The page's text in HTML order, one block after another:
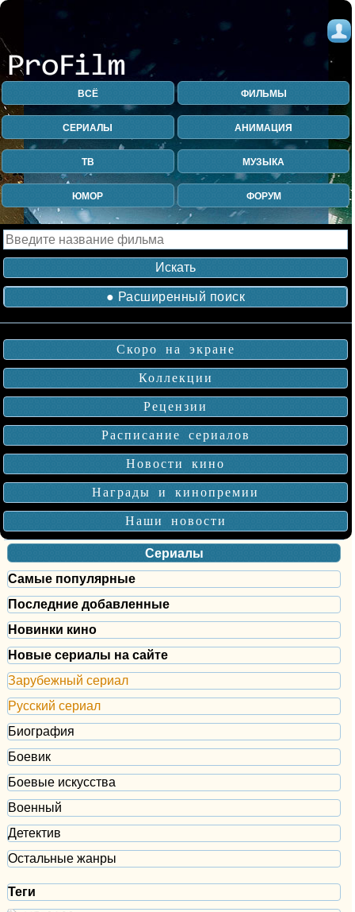
ВСЁ ФИЛЬМЫ
СЕРИАЛЫ АНИМАЦИЯ
ТВ МУЗЫКА
ЮМОР ФОРУМ
● Расширенный поиск
Скоро на экране
Коллекции
Рецензии
Расписание сериалов
Новости кино
Награды и кинопремии
Наши новости
Сериалы
Самые популярные
Последние добавленные
Новинки кино
Новые сериалы на сайте
Зарубежный сериал
Русский сериал
Биография
Боевик
Боевые искусства
Военный
Детектив
Остальные жанры
Теги